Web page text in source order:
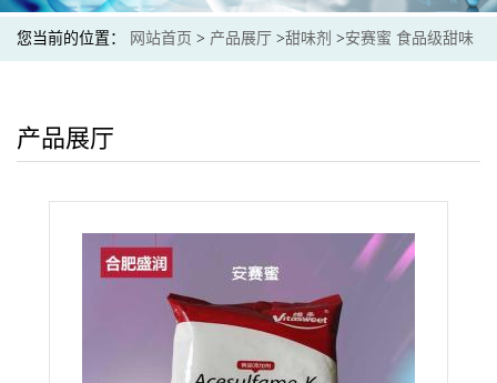
您当前的位置： 网站首页 > 产品展厅 >甜味剂 >安赛蜜 食品级甜味
产品展厅